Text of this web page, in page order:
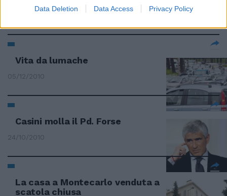
Data Deletion Data Access Privacy Policy
Vita da lumache
05/12/2010
Casini molla il Pd. Forse
24/10/2010
La casa a Montecarlo venduta a
scatola chiusa